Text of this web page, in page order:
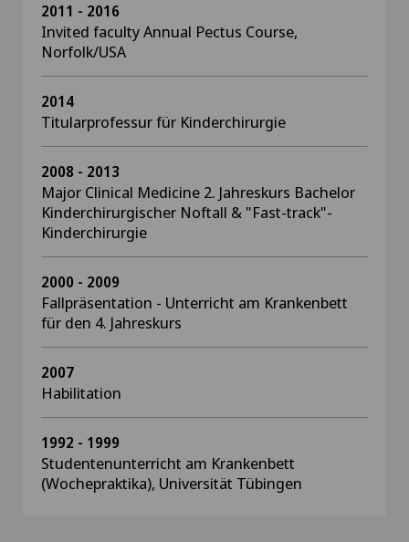
2011 - 2016
Invited faculty Annual Pectus Course,
Norfolk/USA
2014
Titularprofessur für Kinderchirurgie
2008 - 2013
Major Clinical Medicine 2. Jahreskurs Bachelor
Kinderchirurgischer Noftall & "Fast-track"-
Kinderchirurgie
2000 - 2009
Fallpräsentation - Unterricht am Krankenbett
für den 4. Jahreskurs
2007
Habilitation
1992 - 1999
Studentenunterricht am Krankenbett
(Wochepraktika), Universität Tübingen